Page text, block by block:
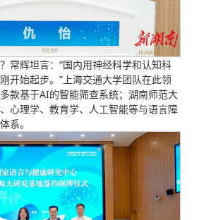
常辉坦言：“国内用神经科学和认知科
开始起步。”上海交通大学团队在此领
款基于AI的智能筛查系统；湖南师范大
心理学、教育学、人工智能等与语言障
系。